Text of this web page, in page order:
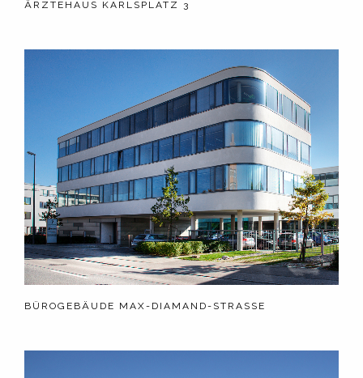
ÄRZTEHAUS KARLSPLATZ 3
BÜROGEBÄUDE MAX-DIAMAND-STRASSE